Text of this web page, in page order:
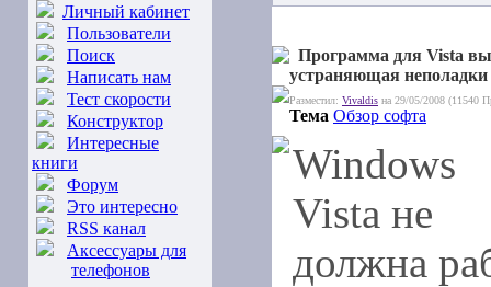
Личный кабинет
Пользователи
Поиск
Написать нам
Тест скорости
Конструктор
Интересные
книги
Форум
Это интересно
RSS канал
Аксессуары для
телефонов
Программа для Vista
устраняющая неполадки
Разместил: Vivaldis на 29/05/2008 (11540
Тема Обзор софта
Windows
Vista не
должна